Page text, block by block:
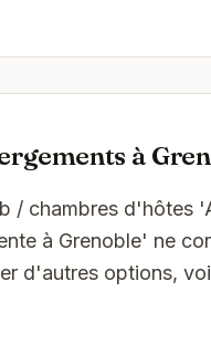
à
/ chambres d'hôtes
à Grenoble' ne
d'autres options,